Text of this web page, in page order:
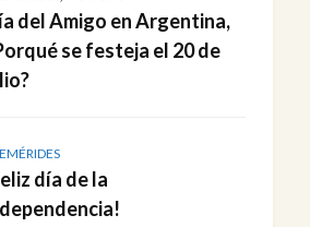
del Amigo en Argentina,
se festeja el 20 de
día de la